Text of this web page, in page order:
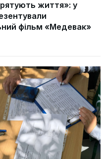
життя»: у
фільм «Медевак»